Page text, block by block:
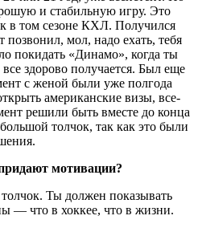
и стабильную игру. Это
в том сезоне КХЛ. Получился
позвонил, мол, надо ехать, тебя
покидать «Динамо», когда ты
здорово получается. Был еще
с женой были уже полгода
американские визы, все-
решили быть вместе до конца
толчок, так как это были
мотивации?
Ты должен показывать
— что в хоккее, что в жизни.